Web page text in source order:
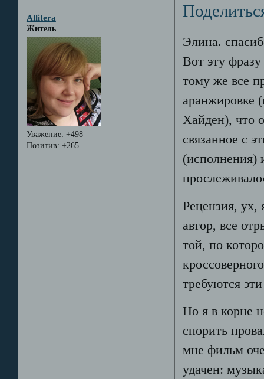
Allitera
Житель
Уважение: +498
Позитив: +265
Элина.
Вот эту
тому же все
аранжировке
Хайден), что
связанное с
(исполнения)
Рецензия, ух,
автор, все
той, по
требуются
Но я в корне
спорить
мне фильм
удачен: